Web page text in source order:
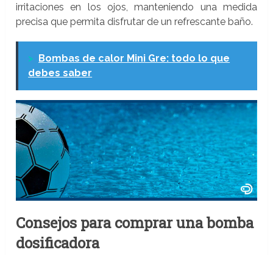
irritaciones en los ojos, manteniendo una medida
precisa que permita disfrutar de un refrescante baño.
> Bombas de calor Mini Gre: todo lo que
debes saber
Consejos para comprar una bomba
dosificadora